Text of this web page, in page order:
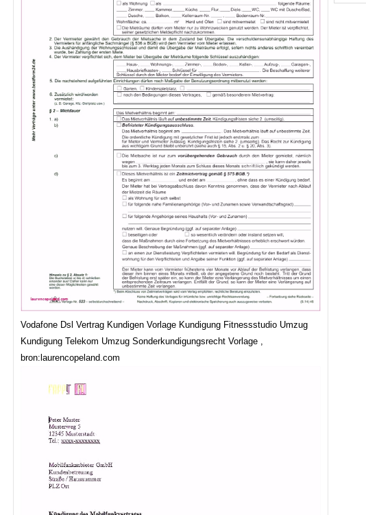
Vodafone Dsl Vertrag Kundigen Vorlage Kundigung Fitnessstudio Umzug
Kundigung Telekom Umzug Sonderkundigungsrecht Vorlage ,
bron:laurencopeland.com